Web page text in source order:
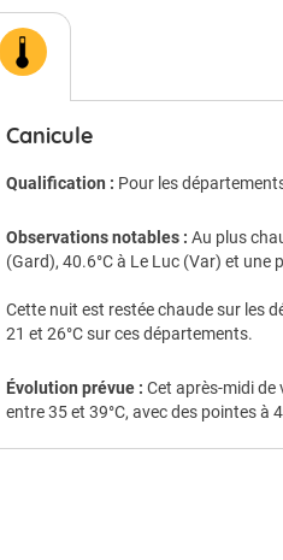
Conséquences possibles
Chacun d'entre nous est menacé,
Le danger est plus grand pour les
atteintes de maladie chronique ou
personnes isolées.
Chez les sportifs et les personnes
déshydratation et au coup de
Veillez aussi sur les enfants.
40°C, une peau chaude, rouge et
une somnolence, une soif intense,
Canicule
Qualification : Pour les
Observations notables : Au plus
(Gard), 40.6°C à Le Luc (Var) et une
Cette nuit est restée chaude sur les
21 et 26°C sur ces départements.
Évolution prévue : Cet après-midi de
entre 35 et 39°C, avec des pointes à